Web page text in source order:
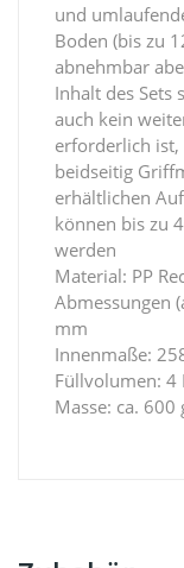
und
Boden (bis zu
abnehmbar
Inhalt des Sets
auch kein
erforderlich
beidseitig
erhältlichen
können bis zu
werden
Material: PP
Abmessungen
mm
Innenmaße:
Füllvolumen: 4
Masse: ca. 600